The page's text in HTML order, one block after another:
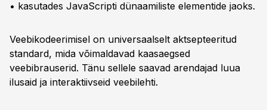
• kasutades JavaScripti dünaamiliste elementide jaoks.
Veebikodeerimisel on universaalselt aktsepteeritud
standard, mida võimaldavad kaasaegsed
veebibrauserid. Tänu sellele saavad arendajad luua
ilusaid ja interaktiivseid veebilehti.